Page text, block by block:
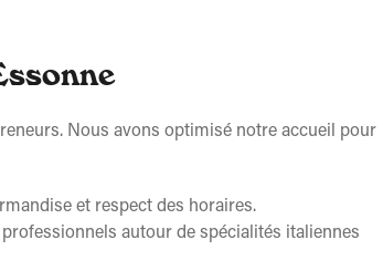
Nous avons optimisé notre accueil pour
et respect des horaires.
autour de spécialités italiennes